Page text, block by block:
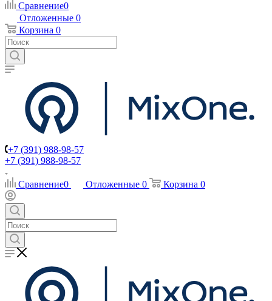
Сравнение0
Отложенные 0
Корзина 0
+7 (391) 988-98-57
+7 (391) 988-98-57
Сравнение0 Отложенные 0 Корзина 0